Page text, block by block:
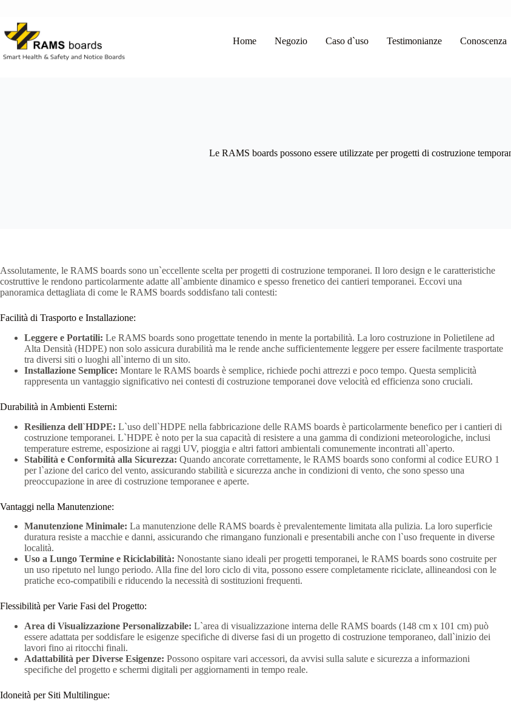
contenuto
Home Negozio Caso d`uso Testimonianze Conoscenza
Le RAMS boards possono essere utilizzate per progetti di costruzione
Assolutamente, le RAMS boards sono un`eccellente scelta per progetti di costruzione temporanei. Il loro design e le caratteristiche
costruttive le rendono particolarmente adatte all`ambiente dinamico e spesso frenetico dei cantieri temporanei. Eccovi una
panoramica dettagliata di come le RAMS boards soddisfano tali contesti:
Facilità di Trasporto e Installazione:
Leggere e Portatili: Le RAMS boards sono progettate tenendo in mente la portabilità. La loro costruzione in Polietilene ad
Alta Densità (HDPE) non solo assicura durabilità ma le rende anche sufficientemente leggere per essere facilmente trasportate
tra diversi siti o luoghi all`interno di un sito.
Installazione Semplice: Montare le RAMS boards è semplice, richiede pochi attrezzi e poco tempo. Questa semplicità
rappresenta un vantaggio significativo nei contesti di costruzione temporanei dove velocità ed efficienza sono cruciali.
Durabilità in Ambienti Esterni:
Resilienza dell`HDPE: L`uso dell`HDPE nella fabbricazione delle RAMS boards è particolarmente benefico per i cantieri di
costruzione temporanei. L`HDPE è noto per la sua capacità di resistere a una gamma di condizioni meteorologiche, inclusi
temperature estreme, esposizione ai raggi UV, pioggia e altri fattori ambientali comunemente incontrati all`aperto.
Stabilità e Conformità alla Sicurezza: Quando ancorate correttamente, le RAMS boards sono conformi al codice EURO 1
per l`azione del carico del vento, assicurando stabilità e sicurezza anche in condizioni di vento, che sono spesso una
preoccupazione in aree di costruzione temporanee e aperte.
Vantaggi nella Manutenzione:
Manutenzione Minimale: La manutenzione delle RAMS boards è prevalentemente limitata alla pulizia. La loro superficie
duratura resiste a macchie e danni, assicurando che rimangano funzionali e presentabili anche con l`uso frequente in diverse
località.
Uso a Lungo Termine e Riciclabilità: Nonostante siano ideali per progetti temporanei, le RAMS boards sono costruite per
un uso ripetuto nel lungo periodo. Alla fine del loro ciclo di vita, possono essere completamente riciclate, allineandosi con le
pratiche eco-compatibili e riducendo la necessità di sostituzioni frequenti.
Flessibilità per Varie Fasi del Progetto:
Area di Visualizzazione Personalizzabile: L`area di visualizzazione interna delle RAMS boards (148 cm x 101 cm) può
essere adattata per soddisfare le esigenze specifiche di diverse fasi di un progetto di costruzione temporaneo, dall`inizio dei
lavori fino ai ritocchi finali.
Adattabilità per Diverse Esigenze: Possono ospitare vari accessori, da avvisi sulla salute e sicurezza a informazioni
specifiche del progetto e schermi digitali per aggiornamenti in tempo reale.
Idoneità per Siti Multilingue: